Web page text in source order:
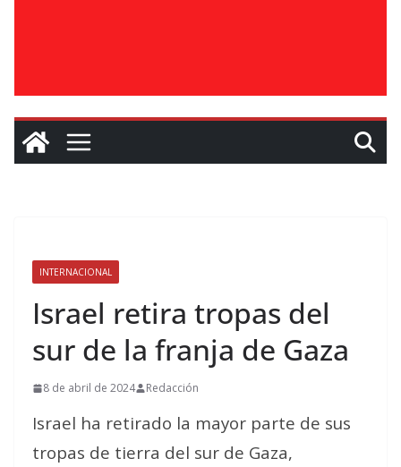
INTERNACIONAL
Israel retira tropas del
sur de la franja de Gaza
8 de abril de 2024 Redacción
Israel ha retirado la mayor parte de sus
tropas de tierra del sur de Gaza,